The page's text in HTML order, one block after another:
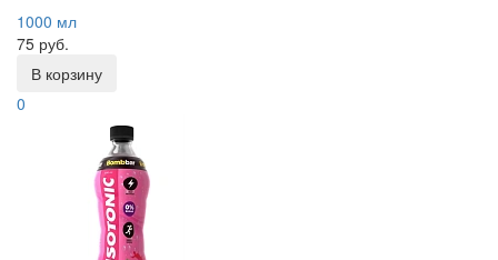
1000 мл
75 руб.
В корзину
0